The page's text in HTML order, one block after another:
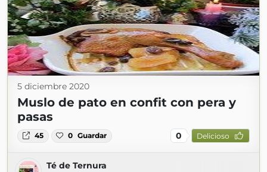
5 diciembre 2020
Muslo de pato en confit con pera y
pasas
45 0 Guardar 0 Delicioso
Té de Ternura